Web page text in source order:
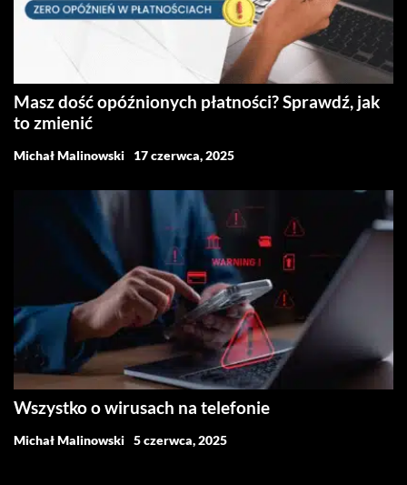
Masz dość opóźnionych płatności? Sprawdź, jak
to zmienić
Michał Malinowski 17 czerwca, 2025
Wszystko o wirusach na telefonie
Michał Malinowski 5 czerwca, 2025